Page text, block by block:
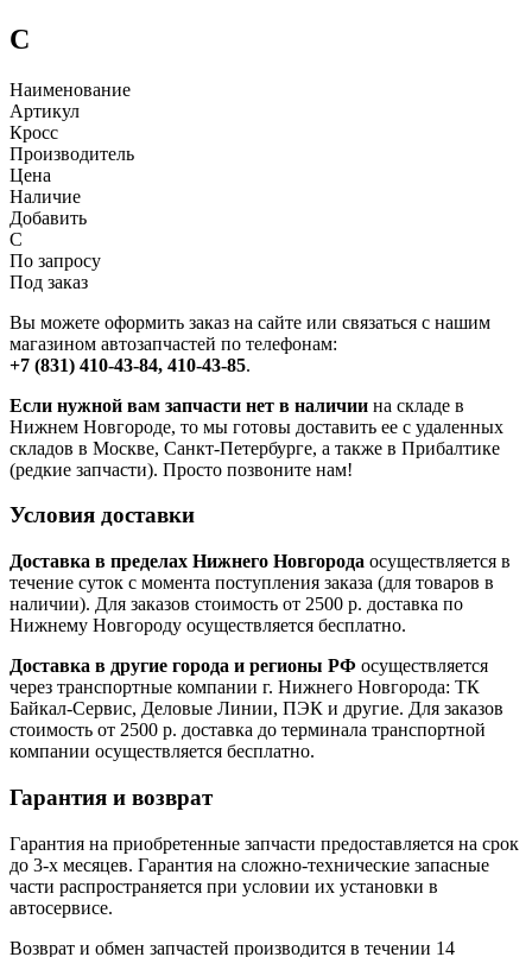
С
Наименование
Артикул
Кросс
Производитель
Цена
Наличие
Добавить
С
По запросу
Под заказ
Вы можете оформить заказ на сайте или связаться с нашим
магазином автозапчастей по телефонам:
+7 (831) 410-43-84, 410-43-85.
Если нужной вам запчасти нет в наличии на складе в
Нижнем Новгороде, то мы готовы доставить ее с удаленных
складов в Москве, Санкт-Петербурге, а также в Прибалтике
(редкие запчасти). Просто позвоните нам!
Условия доставки
Доставка в пределах Нижнего Новгорода осуществляется в
течение суток с момента поступления заказа (для товаров в
наличии). Для заказов стоимость от 2500 р. доставка по
Нижнему Новгороду осуществляется бесплатно.
Доставка в другие города и регионы РФ осуществляется
через транспортные компании г. Нижнего Новгорода: ТК
Байкал-Сервис, Деловые Линии, ПЭК и другие. Для заказов
стоимость от 2500 р. доставка до терминала транспортной
компании осуществляется бесплатно.
Гарантия и возврат
Гарантия на приобретенные запчасти предоставляется на срок
до 3-х месяцев. Гарантия на сложно-технические запасные
части распространяется при условии их установки в
автосервисе.
Возврат и обмен запчастей производится в течении 14